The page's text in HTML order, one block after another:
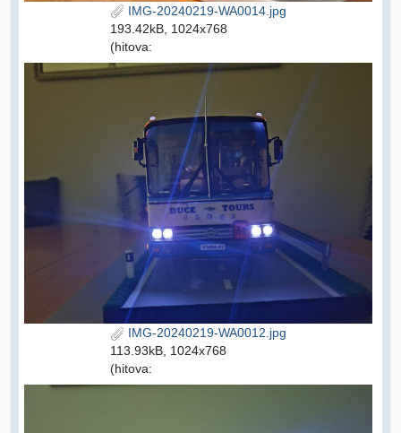
IMG-20240219-WA0014.jpg
193.42kB, 1024x768
(hitova:
IMG-20240219-WA0012.jpg
113.93kB, 1024x768
(hitova: